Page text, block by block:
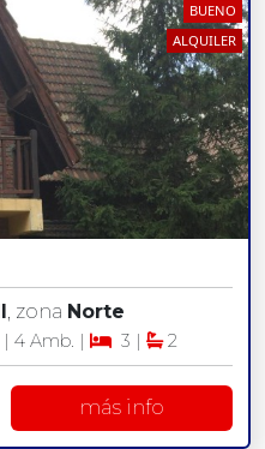
BUENO
ALQUILER
, zona Norte
| 4 Amb. | 3 | 2
más info